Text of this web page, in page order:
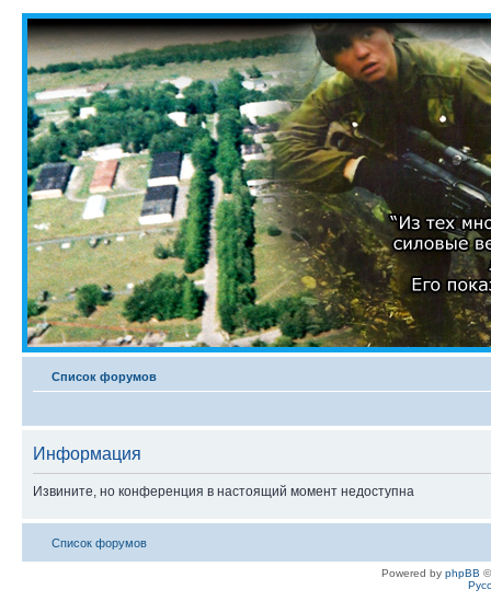
Список форумов
Информация
Извините, но конференция в настоящий момент недоступна
Список форумов
Powered by phpBB